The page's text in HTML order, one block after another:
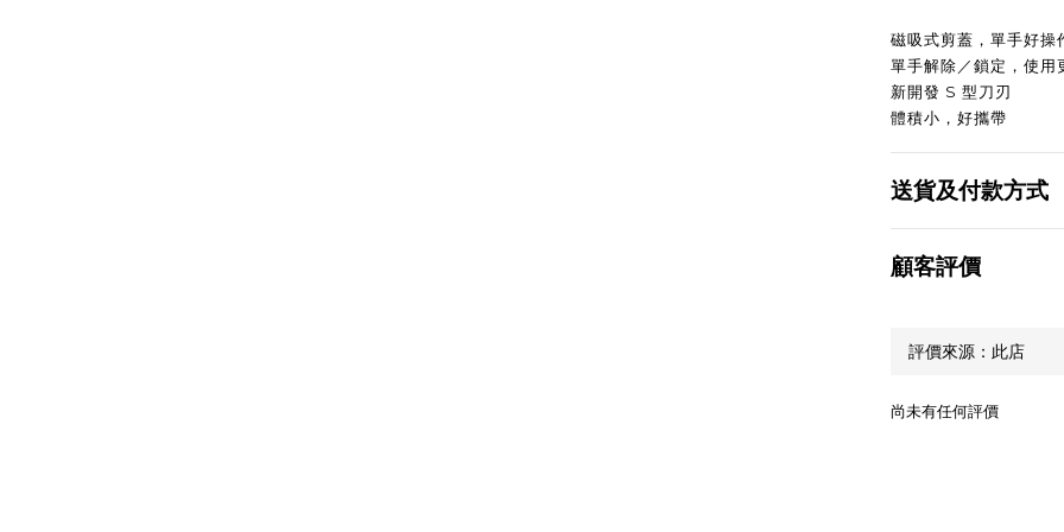
磁吸式剪蓋，單手好操
單手解除／鎖定，使用
新開發 S 型刀刃
體積小，好攜帶
送貨及付款方式
顧客評價
尚未有任何評價